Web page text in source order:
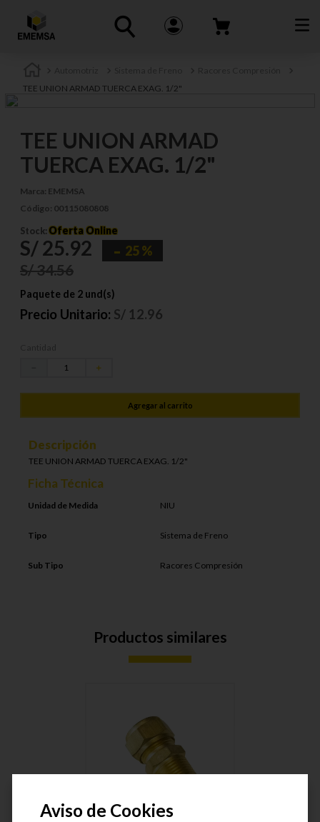
TEE UNION ARMAD TUERCA EXAG. 1/2"
TEE UNION ARMAD
TUERCA EXAG. 1/2"
Marca: EMEMSA
Código: 00115080808
Stock: Oferta Online
S/ 25.92 25 %
S/34.56
Paquete de 2 und(s)
Precio Unitario: S/ 12.96
＋
Agregar al carrito
Descripción
TEE UNION ARMAD TUERCA EXAG. 1/2"
Ficha Técnica
Unidad de Medida NIU
Tipo Sistema de Freno
Sub Tipo Racores Compresión
Productos similares
Aviso de Cookies